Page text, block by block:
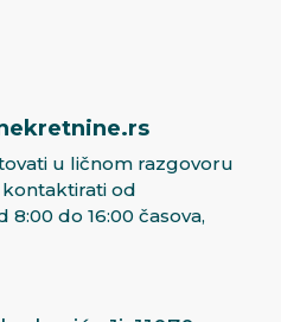
u ličnom razgovoru
od
do 16:00 časova,